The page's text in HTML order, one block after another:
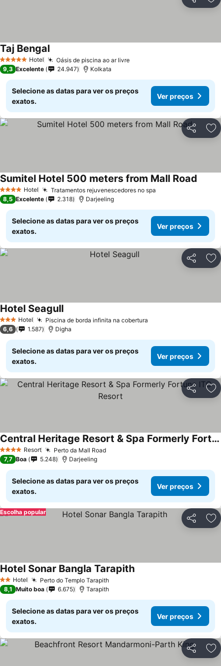
Partilhar
5 Estrelas Hotel Oásis de piscina ao ar livre
Taj Bengal
9,3 Excelente 24.947 Kolkata
Selecione as datas para ver os preços
exatos.
Ver preços
Partilhar
4 EstrelasHotel Tratamentos rejuvenescedores no spa
Sumitel Hotel 500 meters from Mall Road
8,5 Excelente 2.318 Darjeeling
Selecione as datas para ver os preços
exatos.
Ver preços
Partilhar
3 EstrelasHotel Piscina de borda infinita na cobertura
Hotel Seagull
6,6 1.587 Digha
Selecione as datas para ver os preços
exatos.
Ver preços
Partilhar
4 EstrelasResort Perto da Mall Road
Central Heritage Resort & Spa Formerly Fortune ITC Resort
7,7 Boa 5.248 Darjeeling
Selecione as datas para ver os preços
exatos.
Ver preços
Partilhar
Escolha popular
2 Estrelas
Hotel Perto do Templo Tarapith
Hotel Sonar Bangla Tarapith
8,1 Muito boa 6.675 Tarapith
Selecione as datas para ver os preços
exatos.
Ver preços
Partilhar